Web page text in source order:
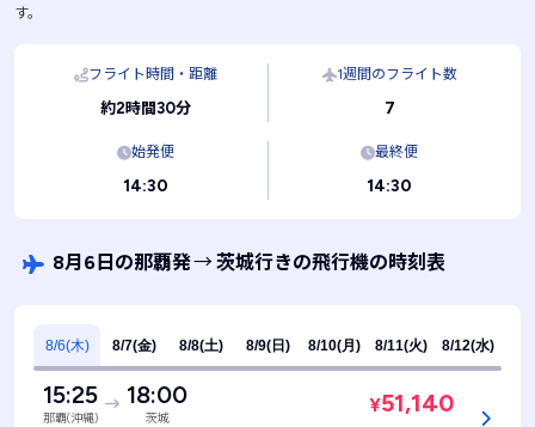
す。
フライト時間・距離
約2時間30分
1週間のフライト数
7
始発便
14:30
最終便
14:30
8月6日の那覇発→茨城行きの飛行機の時刻表
8/6(木) 8/7(金) 8/8(土) 8/9(日) 8/10(月) 8/11(火) 8/12(水)
15:25
那覇(沖縄)
18:00
茨城
¥51,140